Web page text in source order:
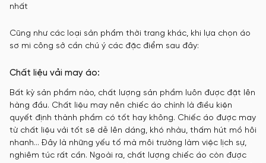
nhất
Cũng như các loại sản phẩm thời trang khác, khi lựa chọn áo
sơ mi công sở cần chú ý các đặc điểm sau đây:
Chất liệu vải may áo:
Bất kỳ sản phẩm nào, chất lượng sản phẩm luôn được đặt lên
hàng đầu. Chất liệu may nên chiếc áo chính là điều kiện
quyết định thành phẩm có tốt hay không. Chiếc áo được may
từ chất liệu vải tốt sẽ dễ lên dáng, khó nhàu, thấm hút mồ hôi
nhanh… Đây là những yếu tố mà môi trường làm việc lịch sự,
nghiêm túc rất cần. Ngoài ra, chất lượng chiếc áo còn được